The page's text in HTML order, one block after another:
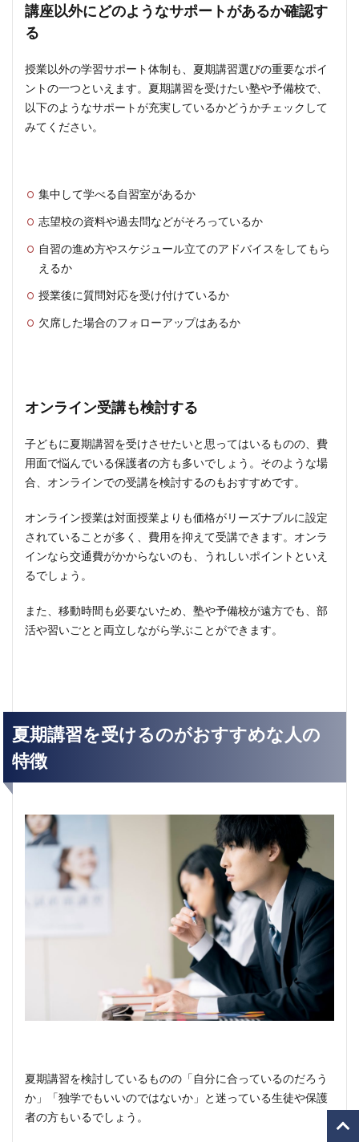
講座以外にどのようなサポートがあるか確認す
る
授業以外の学習サポート体制も、夏期講習選びの重要なポイ
ントの一つといえます。夏期講習を受けたい塾や予備校で、
以下のようなサポートが充実しているかどうかチェックして
みてください。
集中して学べる自習室があるか
志望校の資料や過去問などがそろっているか
自習の進め方やスケジュール立てのアドバイスをしてもら
えるか
授業後に質問対応を受け付けているか
欠席した場合のフォローアップはあるか
オンライン受講も検討する
子どもに夏期講習を受けさせたいと思ってはいるものの、費
用面で悩んでいる保護者の方も多いでしょう。そのような場
合、オンラインでの受講を検討するのもおすすめです。
オンライン授業は対面授業よりも価格がリーズナブルに設定
されていることが多く、費用を抑えて受講できます。オンラ
インなら交通費がかからないのも、うれしいポイントといえ
るでしょう。
また、移動時間も必要ないため、塾や予備校が遠方でも、部
活や習いごとと両立しながら学ぶことができます。
夏期講習を受けるのがおすすめな人の
特徴
夏期講習を検討しているものの「自分に合っているのだろう
か」「独学でもいいのではないか」と迷っている生徒や保護
者の方もいるでしょう。